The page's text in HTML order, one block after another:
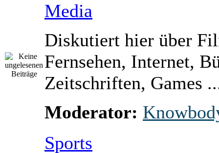
Media
Diskutiert hier über
Fernsehen, Internet,
Zeitschriften, Games
Moderator:
Sports